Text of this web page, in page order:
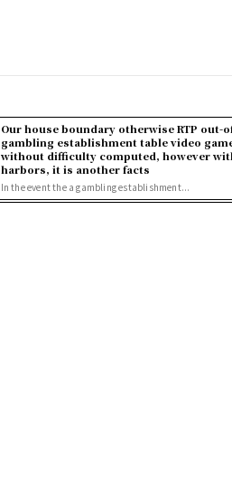
Our house boundary otherwise RTP out-
gambling establishment table video
without difficulty computed, however
harbors, it is another facts
In the event the a gambling establishment...